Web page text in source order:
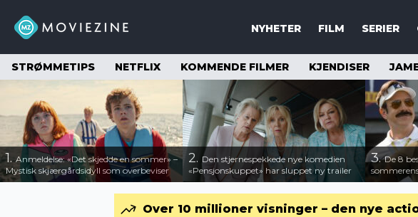
NYHETER FILM SERIER
STRØMMETIPS NETFLIX KOMMENDE FILMER KJENDISER
1.Anmeldelse: «Det skjedde en sommer» –
Mystisk skjærgårdsidyll som overbeviser
2. Den stjernespekkede nye komedien
«Pensjonskuppet» har sluppet ny trailer
3.De 8
Over 10 millioner visninger – den nye